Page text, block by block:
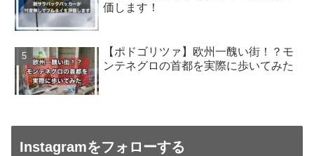
価します！
【ポドゴリツァ】欧州一醜い街！？モ
ンテネグロの首都を実際に歩いてみた
Instagramをフォローする